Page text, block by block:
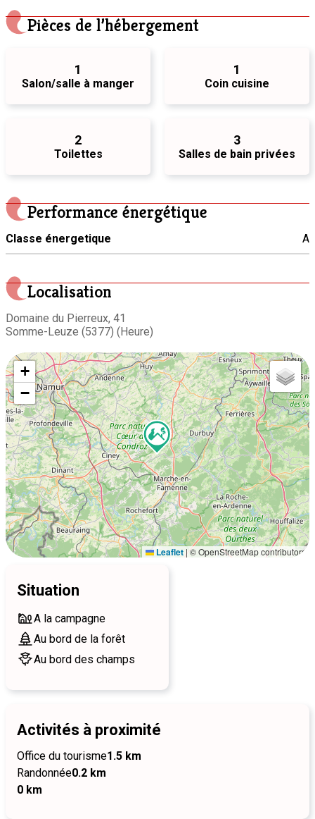
Pièces de l’hébergement
1
Salon/salle à manger
1
Coin cuisine
2
Toilettes
3
Salles de bain privées
Performance énergétique
Classe énergetique A
Localisation
Domaine du Pierreux, 41
Somme-Leuze (5377) (Heure)
+
−
Leaflet | © OpenStreetMap contributors
Situation
A la campagne
Au bord de la forêt
Au bord des champs
Activités à proximité
Office du tourisme1.5 km
Randonnée0.2 km
0 km